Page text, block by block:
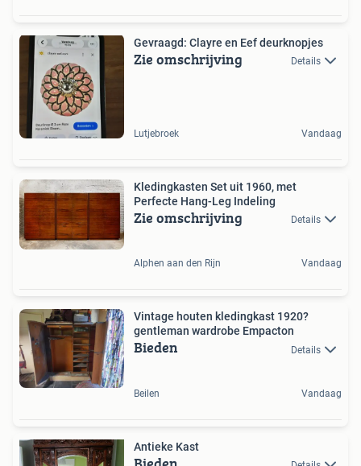
Gevraagd: Clayre en Eef deurknopjes
Zie omschrijving Details
Lutjebroek Vandaag
Kledingkasten Set uit 1960, met
Perfecte Hang-Leg Indeling
Zie omschrijving Details
Alphen aan den Rijn Vandaag
Vintage houten kledingkast 1920?
gentleman wardrobe Empacton
Bieden Details
Beilen Vandaag
Antieke Kast